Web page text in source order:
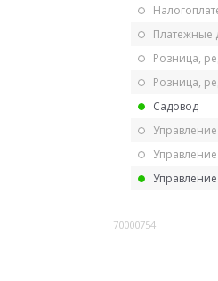
Платежные
Розница,
Розница,
Садовод
70000754